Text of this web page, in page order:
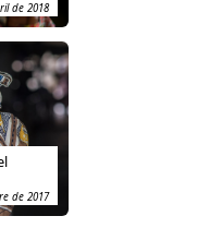
de 2018
de 2017